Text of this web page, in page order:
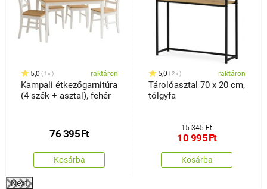
5,0 1x raktáron
Kampali étkezőgarnitúra
(4 szék + asztal), fehér
76 395Ft
Kosárba
5,0 2x raktáron
Tárolóasztal 70 x 20 cm,
tölgyfa
15 345 Ft
10 995Ft
Kosárba
Next